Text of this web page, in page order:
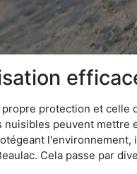
protection et celle
nuisibles peuvent mettre
Cela passe par